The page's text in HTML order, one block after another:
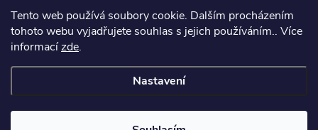
Tento web používá soubory cookie. Dalším procházením
tohoto webu vyjadřujete souhlas s jejich používáním.. Více
informacízde.
Nastavení
Sledovat na Instagramu
BEALIO. Všechna práva vyhrazena.